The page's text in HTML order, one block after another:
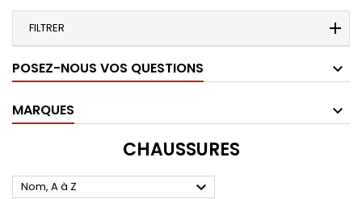
FILTRER
POSEZ-NOUS VOS QUESTIONS
MARQUES
CHAUSSURES
Nom, A à Z 